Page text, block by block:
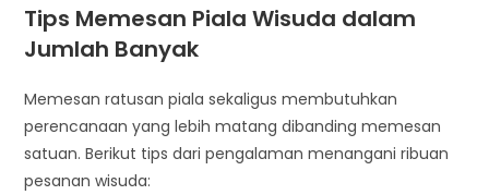
Tips Memesan Piala Wisuda dalam
Jumlah Banyak
Memesan ratusan piala sekaligus membutuhkan
perencanaan yang lebih matang dibanding memesan
satuan. Berikut tips dari pengalaman menangani ribuan
pesanan wisuda: